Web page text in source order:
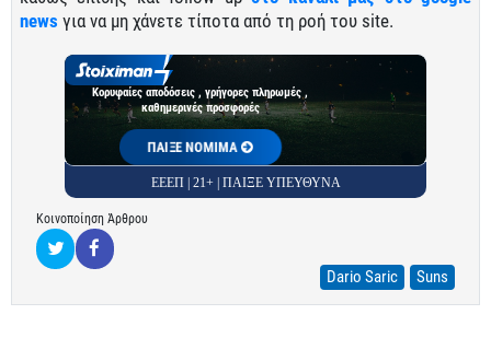
news για να μη χάνετε τίποτα από τη ροή του site.
Κορυφαίες αποδόσεις , γρήγορες πληρωμές ,
καθημερινές προσφορές
ΠΑΙΞΕ ΝΟΜΙΜΑ
ΕΕΕΠ | 21+ | ΠΑΙΞΕ ΥΠΕΥΘΥΝΑ
Κοινοποίηση Άρθρου
Dario Saric Suns